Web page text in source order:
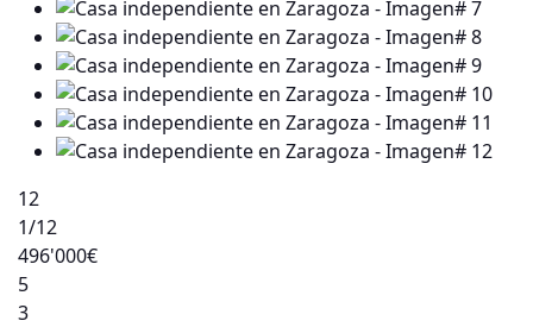
12
1/12
496'000€
5
3